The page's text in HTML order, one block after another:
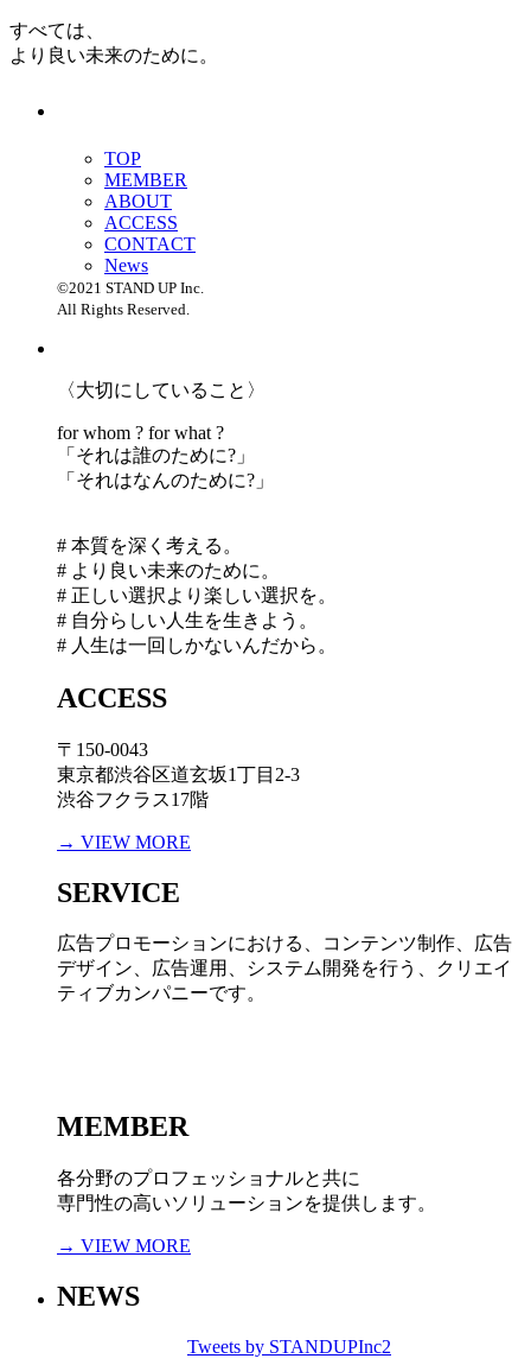
すべては、
より良い未来のために。
TOP
MEMBER
ABOUT
ACCESS
CONTACT
News
©2021 STAND UP Inc.
All Rights Reserved.
〈大切にしていること〉
for whom ? for what ?
「 それは誰のために?」
「 それはなんのために?」
# 本質を深く考える。
# より良い未来のために。
# 正しい選択より楽しい選択を。
# 自分らしい人生を生きよう。
# 人生は一回しかないんだから。
ACCESS
〒150-0043
東京都渋谷区道玄坂1丁目2-3
渋谷フクラス17階
→ VIEW MORE
SERVICE
広告プロモーションにおける、コンテンツ制作、広告
デザイン、広告運用、システム開発を行う、
クリエイ
ティブカンパニーです。
MEMBER
各分野のプロフェッショナルと共に
専門性の高いソリューションを提供します。
→ VIEW MORE
NEWS
Tweets by STANDUPInc2